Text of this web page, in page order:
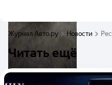
Журнал Авто.ру Новости
Читать ещё